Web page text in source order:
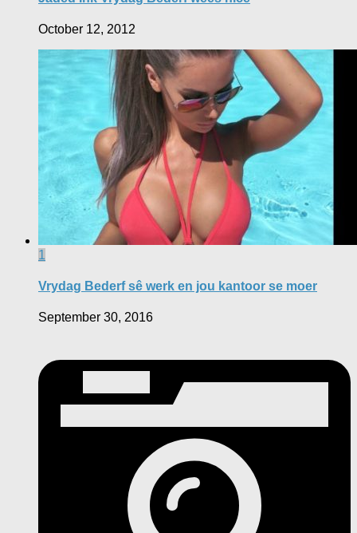
October 12, 2012
1
Vrydag Bederf sê werk en jou kantoor se moer
September 30, 2016